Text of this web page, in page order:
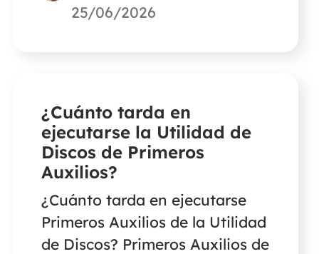
25/06/2026
¿Cuánto tarda en
ejecutarse la Utilidad de
Discos de Primeros
Auxilios?
¿Cuánto tarda en ejecutarse
Primeros Auxilios de la Utilidad
de Discos? Primeros Auxilios de